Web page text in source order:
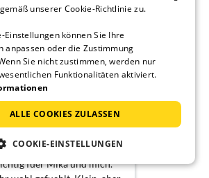
Marianne G. aus Boitzenburger Land in Brandenburg
5.0
Hildebrandt
Schönberg-Kalifornien
fuer Mika und mich.
unserer Cookie-Richtlinie zu.
Einstellungen können Sie Ihre
anpassen oder die Zustimmung
Sie nicht zustimmen, werden nur
Funktionalitäten aktiviert.
ALLE COOKIES ZULASSEN
COOKIE-EINSTELLUNGEN